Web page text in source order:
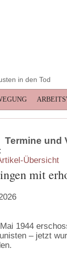
in den Tod
Termine und
Übersicht
mit
1944
– jetzt